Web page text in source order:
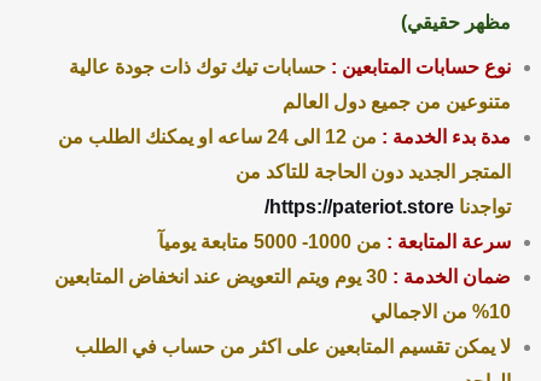
مظهر حقيقي)
نوع حسابات المتابعين : حسابات تيك توك ذات جودة عالية
متنوعين من جميع دول العالم
مدة بدء الخدمة :
من 12 الى 24 ساعه او يمكنك الطلب من
المتجر الجديد دون الحاجة للتاكد من
تواجدنا https://pateriot.store/
سرعة المتابعة : من 1000- 5000 متابعة يوميآ
ضمان الخدمة :
30 يوم ويتم التعويض عند انخفاض المتابعين
10% من الاجمالي
لا يمكن تقسيم المتابعين على اكثر من حساب في الطلب